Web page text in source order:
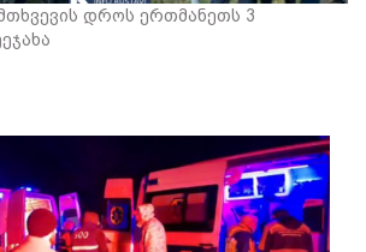
დროს ერთმანეთს 3